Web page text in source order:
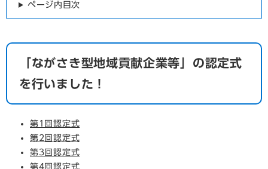
ページ内目次
​「ながさき型地域貢献企業等」の認定式
を行いました！
第1回認定式
第2回認定式
第3回認定式
第4回認定式